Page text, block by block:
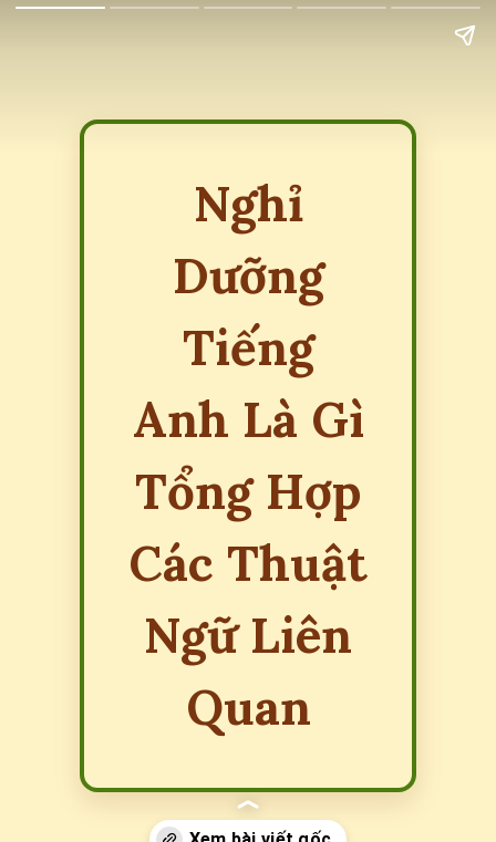
Nghỉ
Dưỡng
Tiếng
Anh Là Gì
Tổng Hợp
Các Thuật
Ngữ Liên
Quan